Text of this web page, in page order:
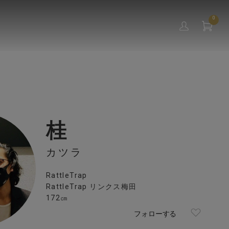
0
桂
カツラ
RattleTrap
RattleTrap リンクス梅田
172㎝
フォローする